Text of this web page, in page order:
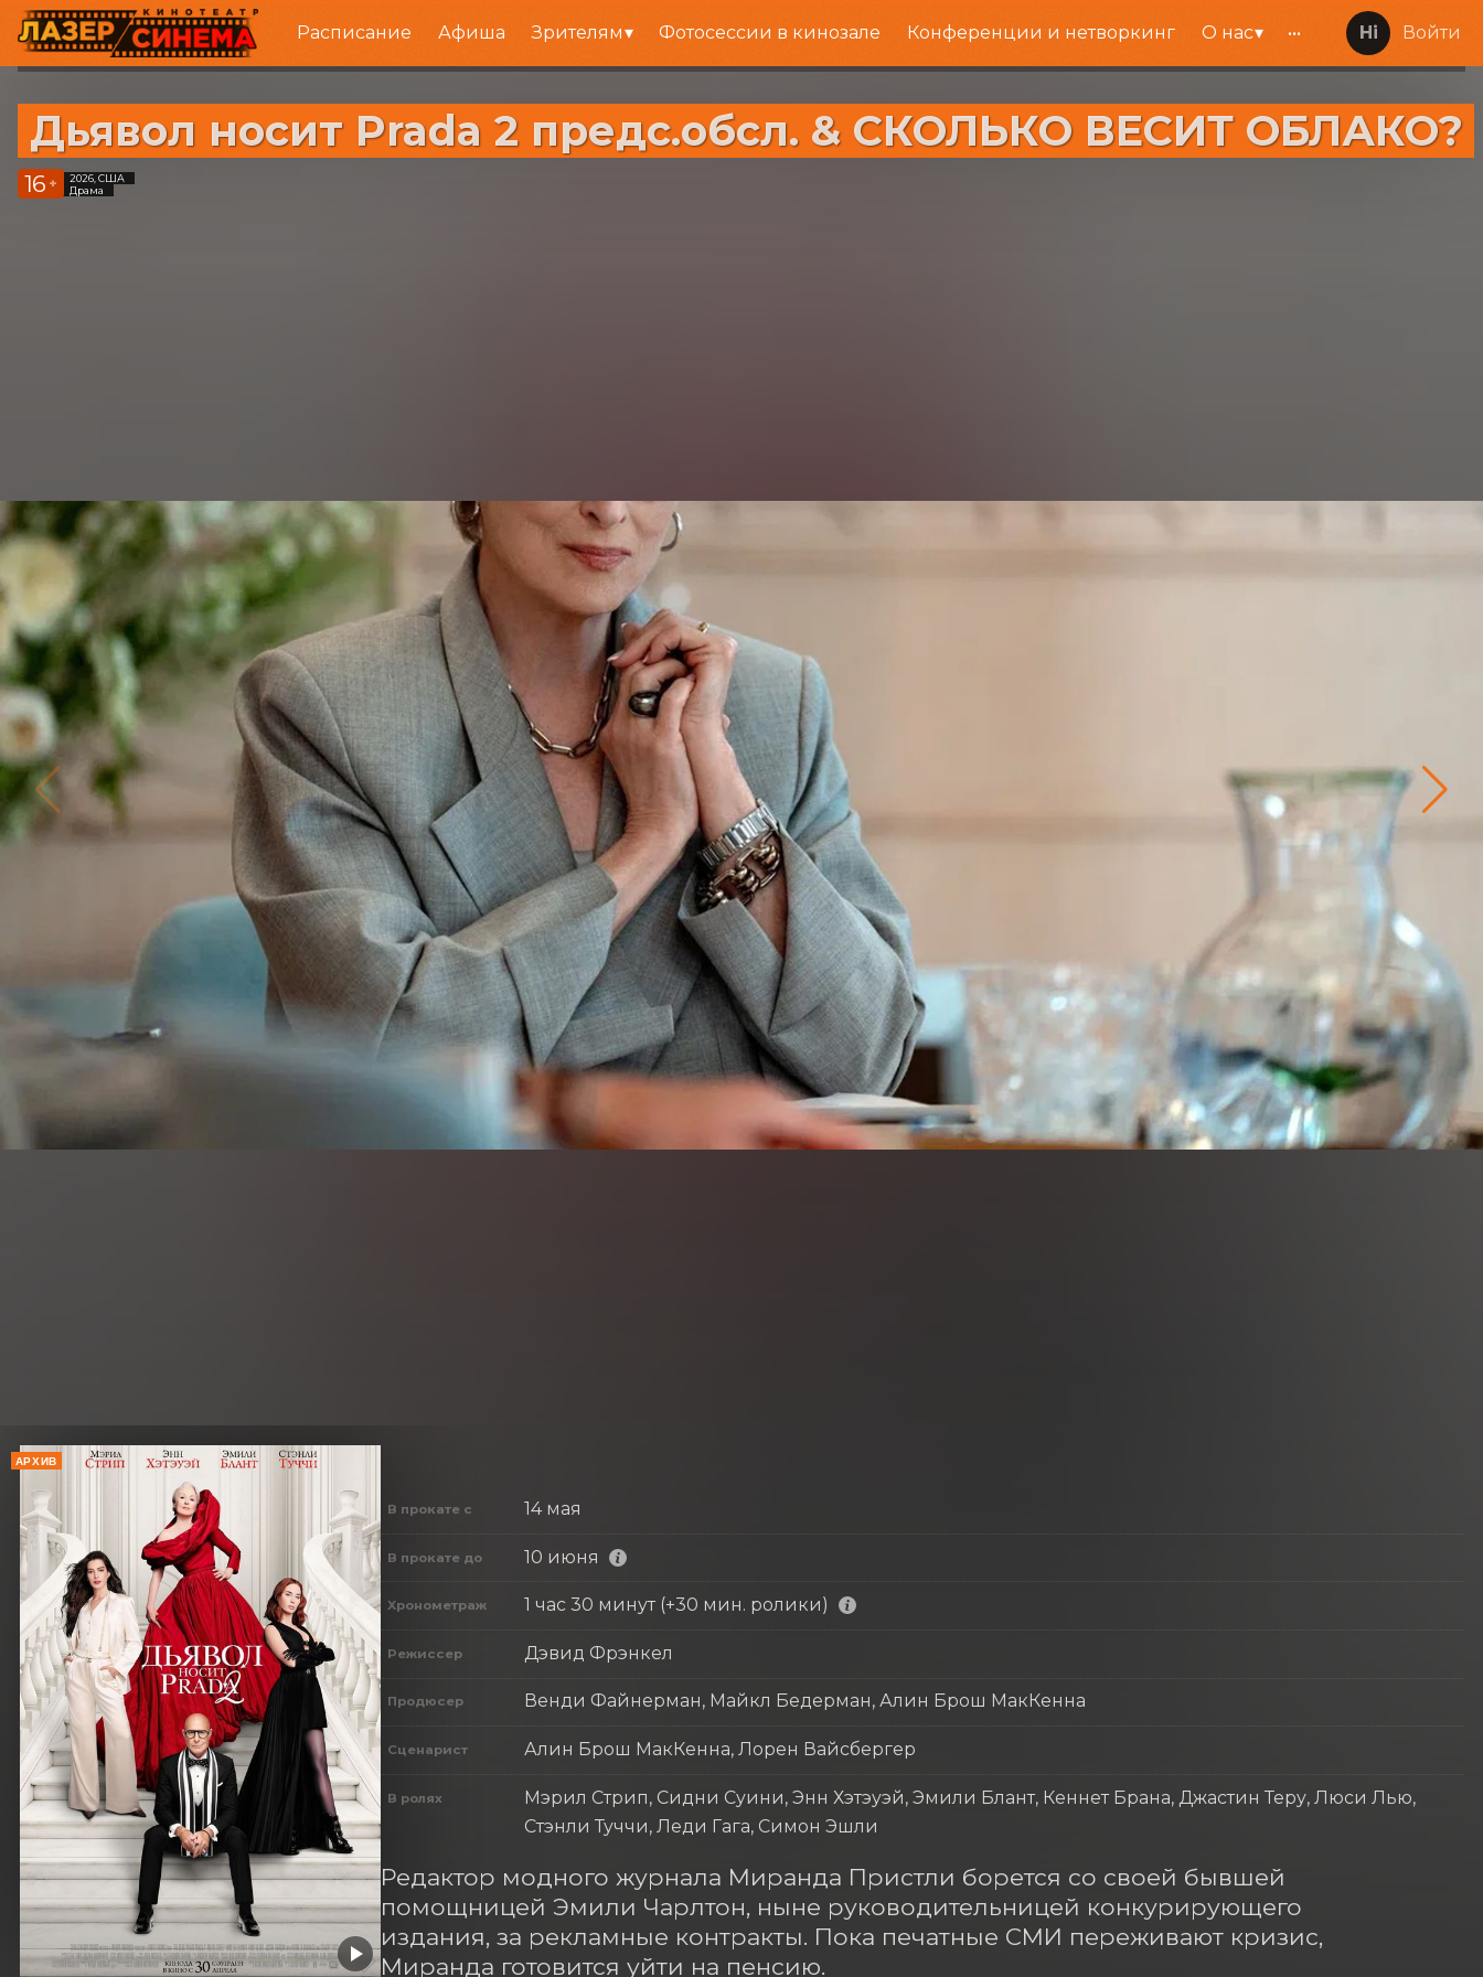
Расписание Афиша Зрителям Фотосессии в кинозале Конференции и нетворкинг О нас ••• Войти
Дьявол носит Prada 2 предс.обсл. & СКОЛЬКО ВЕСИТ ОБЛАКО?
16 +
2026, США
Драма
АРХИВ
В прокате с 14 мая
В прокате до 10 июня
Хронометраж 1 час 30 минут (+30 мин. ролики)
Режиссер Дэвид Фрэнкел
Продюсер Венди Файнерман, Майкл Бедерман, Алин Брош МакКенна
Сценарист Алин Брош МакКенна, Лорен Вайсбергер
В ролях
Мэрил Стрип, Сидни Суини, Энн Хэтэуэй, Эмили Блант, Кеннет Брана, Джастин Теру, Люси Лью,
Стэнли Туччи, Леди Гага, Симон Эшли
Редактор модного журнала Миранда Пристли борется со своей бывшей
помощницей Эмили Чарлтон, ныне руководительницей конкурирующего
издания, за рекламные контракты. Пока печатные СМИ переживают кризис,
Миранда готовится уйти на пенсию.